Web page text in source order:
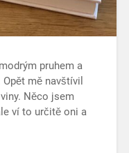
pruhem a
mě navštívil
Něco jsem
ví to určitě oni a